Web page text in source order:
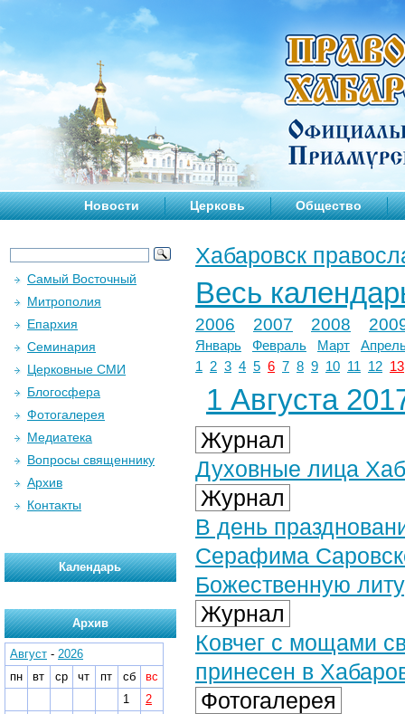
Новости Церковь Общество
Хабаровск
Весь
2006 2007 2008
Январь Февраль Март
1
2 3 4 5 6 7 8 9 10 11 12 13
1 Августа
Журнал
Духовные лица
Журнал
В день
Серафима
Божественную
Журнал
Ковчег с мощами
принесен в
Фотогалерея
Самый Восточный
Митрополия
Епархия
Семинария
Церковные СМИ
Блогосфера
Фотогалерея
Медиатека
Вопросы священнику
Архив
Контакты
Календарь
Архив
Август - 2026
пн
вт ср чт пт сб
вс
1
2